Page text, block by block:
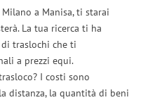
a Manisa, ti starai
La tua ricerca ti ha
di traslochi che ti
a prezzi equi.
I costi sono
distanza, la quantità di beni